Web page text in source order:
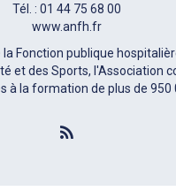
Tél. : 01 44 75 68 00
www.anfh.fr
la Fonction publique
et des Sports, l'Association
à la formation de plus de 950